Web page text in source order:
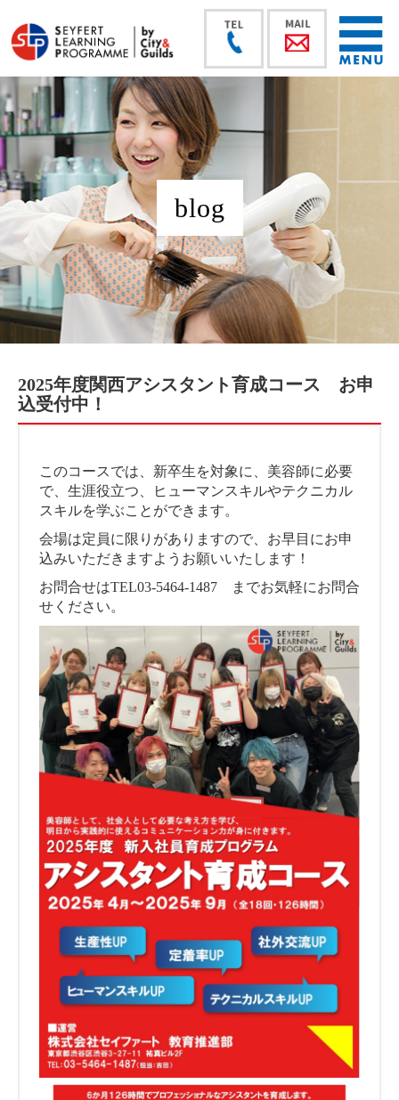
blog
2025年度関西アシスタント育成コース お申
込受付中！
このコースでは、新卒生を対象に、美容師に必要
で、生涯役立つ、ヒューマンスキルやテクニカル
スキルを学ぶことができます。
会場は定員に限りがありますので、お早目にお申
込みいただきますようお願いいたします！
お問合せはTEL03-5464-1487 までお気軽にお問合
せください。